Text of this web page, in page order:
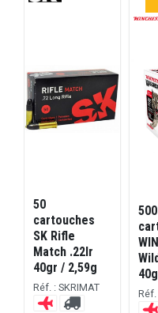
50
cartouches
SK Rifle
Match .22lr
40gr / 2,59g
Réf. : SKRIMAT
500
Réf.